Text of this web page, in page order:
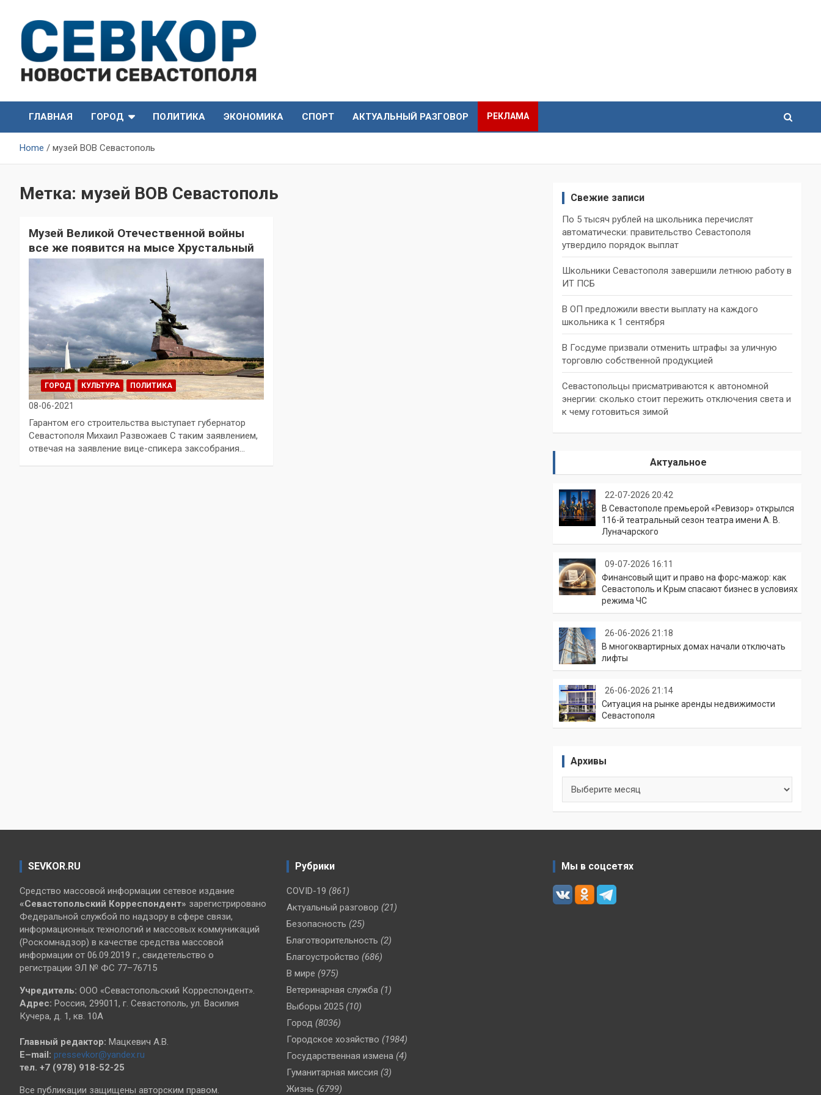
content
СевКор — Новости
Севастополя
Севастополя
ГЛАВНАЯ
ГОРОД ПОЛИТИКА ЭКОНОМИКА СПОРТ АКТУАЛЬНЫЙ РАЗГОВОР РЕКЛАМА
Home музей ВОВ Севастополь
Метка: музей ВОВ Севастополь
Музей Великой Отечественной войны
все же появится на мысе Хрустальный
ГОРОД КУЛЬТУРА ПОЛИТИКА
08-06-2021
Гарантом его строительства выступает губернатор
Севастополя Михаил Развожаев С таким заявлением,
отвечая на заявление вице-спикера заксобрания…
Свежие записи
По 5 тысяч рублей на школьника перечислят
автоматически: правительство Севастополя
утвердило порядок выплат
Школьники Севастополя завершили летнюю работу в
ИТ ПСБ
В ОП предложили ввести выплату на каждого
школьника к 1 сентября
В Госдуме призвали отменить штрафы за уличную
торговлю собственной продукцией
Севастопольцы присматриваются к автономной
энергии: сколько стоит пережить отключения света и
к чему готовиться зимой
Актуальное
22-07-2026 20:42
В Севастополе премьерой «Ревизор» открылся
116-й театральный сезон театра имени А. В.
Луначарского
09-07-2026 16:11
Финансовый щит и право на форс-мажор: как
Севастополь и Крым спасают бизнес в условиях
режима ЧС
26-06-2026 21:18
В многоквартирных домах начали отключать
лифты
26-06-2026 21:14
Ситуация на рынке аренды недвижимости
Севастополя
Архивы
SEVKOR.RU
Средство массовой информации сетевое издание
«Севастопольский Корреспондент» зарегистрировано
Федеральной службой по надзору в сфере связи,
информационных технологий и массовых коммуникаций
(Роскомнадзор) в качестве средства массовой
информации от 06.09.2019 г., свидетельство о
регистрации ЭЛ № ФС 77–76715
Учредитель: ООО «Севастопольский Корреспондент».
Адрес: Россия, 299011, г. Севастополь, ул. Василия
Кучера, д. 1, кв. 10А
Главный редактор: Мацкевич А.В.
E–mail: pressevkor@yandex.ru
тел. +7 (978) 918-52-25
Все публикации защищены авторским правом.
Рубрики
COVID-19 (861)
Актуальный разговор (21)
Безопасность (25)
Благотворительность (2)
Благоустройство (686)
В мире (975)
Ветеринарная служба (1)
Выборы 2025 (10)
Город (8036)
Городское хозяйство (1984)
Государственная измена (4)
Гуманитарная миссия (3)
Жизнь (6799)
Мы в соцсетях